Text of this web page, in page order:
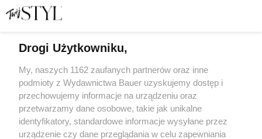
Psycholog podpowiada
MARTA ROGACEWICZ
RELACJE
Drogi Użytkowniku,
My, naszych 1162 zaufanych partnerów oraz inne
podmioty z Wydawnictwa Bauer uzyskujemy dostęp i
przechowujemy informacje na urządzeniu oraz
przetwarzamy dane osobowe, takie jak unikalne
identyfikatory, standardowe informacje wysyłane przez
urządzenie czy dane przeglądania w celu zapewniania